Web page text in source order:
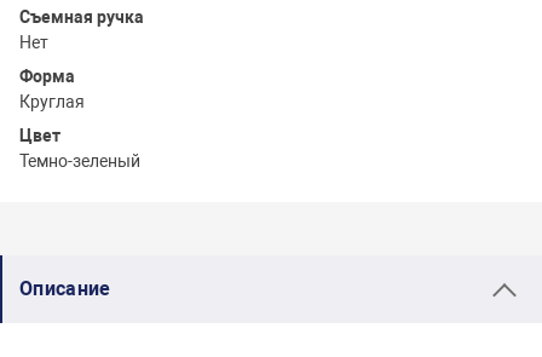
Съемная ручка
Нет
Форма
Круглая
Цвет
Темно-зеленый
Описание